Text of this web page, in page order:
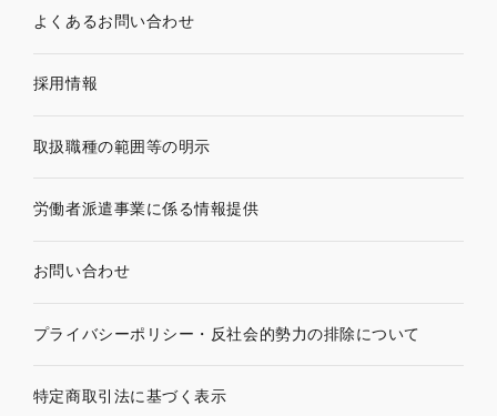
よくあるお問い合わせ
採用情報
取扱職種の範囲等の明示
労働者派遣事業に係る情報提供
お問い合わせ
プライバシーポリシー・ 反社会的勢力の排除について
特定商取引法に基づく表示